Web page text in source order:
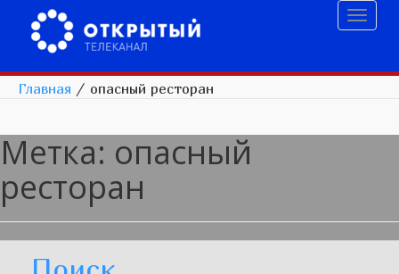
Главная / опасный ресторан
Метка: опасный
ресторан